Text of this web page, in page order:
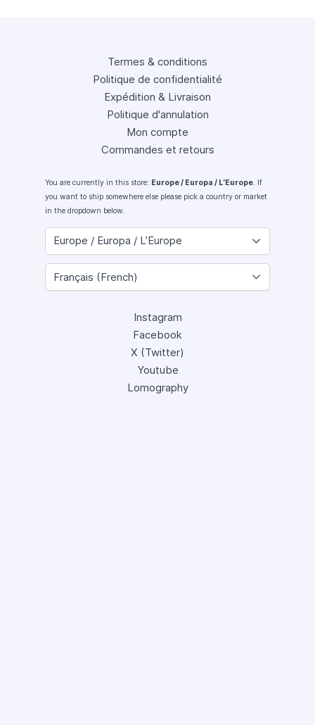
Termes & conditions
Politique de confidentialité
Expédition & Livraison
Politique d'annulation
Mon compte
Commandes et retours
You are currently in this store: Europe / Europa / L’Europe. If
you want to ship somewhere else please pick a country or market
in the dropdown below.
Instagram
Facebook
X (Twitter)
Youtube
Lomography